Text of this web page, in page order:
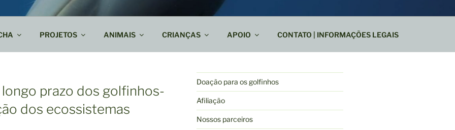
PROJETOS ANIMAIS CRIANÇAS APOIO CONTATO | INFORMAÇÕES LEGAIS
prazo dos golfinhos-
dos ecossistemas
Doação para os golfinhos
Afiliação
Nossos parceiros